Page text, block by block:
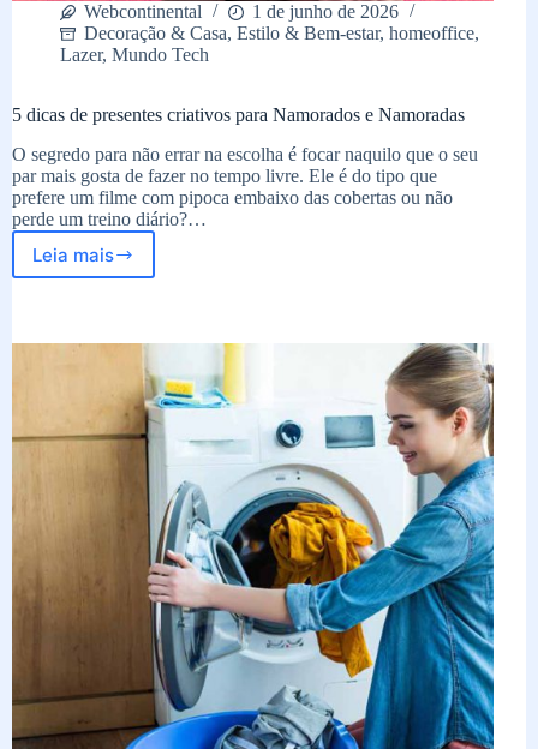
Webcontinental
1 de junho de 2026
Decoração & Casa, Estilo & Bem-estar, homeoffice,
Lazer, Mundo Tech
5 dicas de presentes criativos para Namorados e Namoradas
O segredo para não errar na escolha é focar naquilo que o seu
par mais gosta de fazer no tempo livre. Ele é do tipo que
prefere um filme com pipoca embaixo das cobertas ou não
perde um treino diário?…
Leia mais
5
Namorados
e
Namoradas